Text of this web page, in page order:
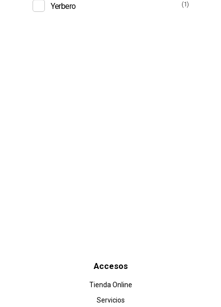
Yerbero (1)
Accesos
Tienda Online
Servicios